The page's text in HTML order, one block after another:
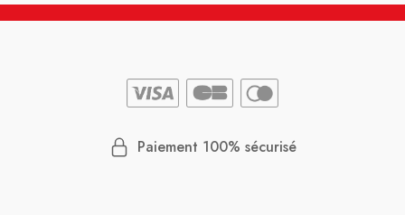
Paiement 100% sécurisé